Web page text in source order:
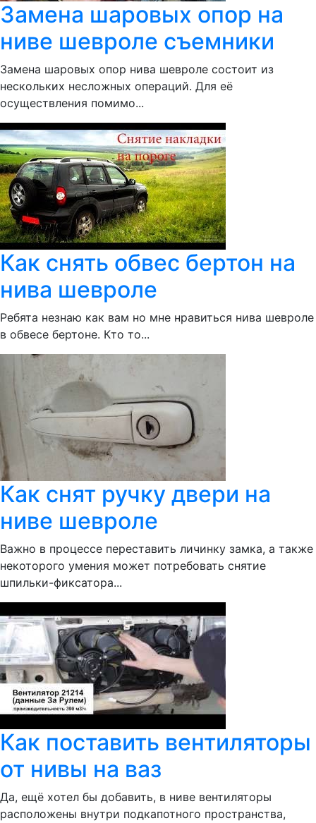
Замена шаровых опор на
ниве шевроле съемники
Замена шаровых опор нива шевроле состоит из
нескольких несложных операций. Для её
осуществления помимо...
Как снять обвес бертон на
нива шевроле
Ребята незнаю как вам но мне нравиться нива шевроле
в обвесе бертоне. Кто то...
Как снят ручку двери на
ниве шевроле
Важно в процессе переставить личинку замка, а также
некоторого умения может потребовать снятие
шпильки-фиксатора...
Как поставить вентиляторы
от нивы на ваз
Да, ещё хотел бы добавить, в ниве вентиляторы
расположены внутри подкапотного пространства,